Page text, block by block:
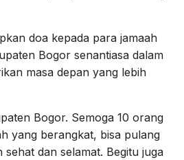
doa kepada para jamaah
Bogor senantiasa dalam
masa depan yang lebih
Bogor. Semoga 10 orang
yang berangkat, bisa pulang
sehat dan selamat. Begitu juga